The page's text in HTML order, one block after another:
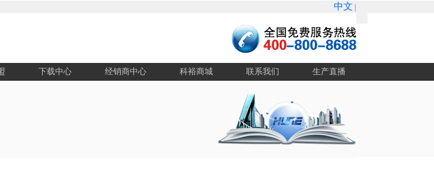
中文
下载中心 经销商中心 科裕商城 联系我们 生产直播